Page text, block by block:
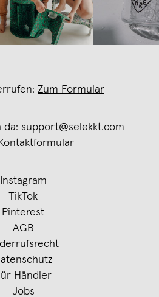
Zum Formular
da: support@selekkt.com
Kontaktformular
Instagram
TikTok
Pinterest
AGB
Händler
Jobs